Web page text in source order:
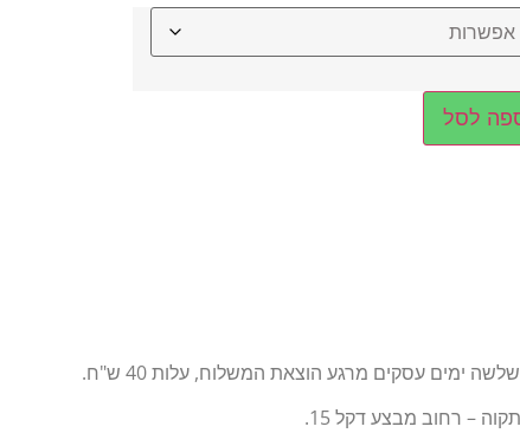
לסל
ימים עסקים מרגע הוצאת המשלוח, עלות 40 ש"ח.
– רחוב מבצע דקל 15.